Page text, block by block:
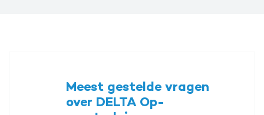
Meest gestelde vragen
over DELTA Op-